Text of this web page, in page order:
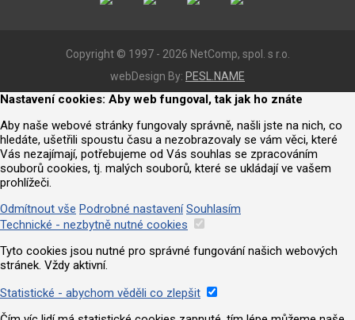
Copyright © 1997 - 2026 NetComp, spol. s r.o.
webDesign By: PESL.NAME
Nastavení cookies: Aby web fungoval, tak jak ho znáte
Aby naše webové stránky fungovaly správně, našli jste na nich, co
hledáte, ušetřili spoustu času a nezobrazovaly se vám věci, které
Vás nezajímají, potřebujeme od Vás souhlas se zpracováním
souborů cookies, tj. malých souborů, které se ukládají ve vašem
prohlížeči.
Odmítnout vše Podrobné nastavení Souhlasím
Technické - nezbytně nutné cookies
Tyto cookies jsou nutné pro správné fungování našich webových
stránek. Vždy aktivní.
Statistické - abychom věděli co zlepšit